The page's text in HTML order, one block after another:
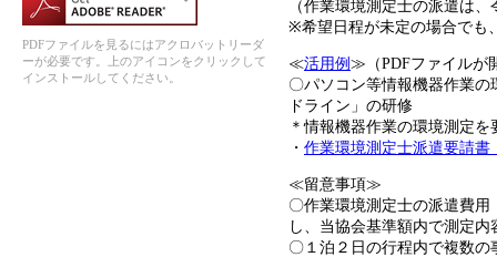
PDFファイルを見るにはアクロバットリーダ
ーが必要です。上のアイコンをクリックして
インストールしてください。
（作業環境測定士の派遣は
※希望日程が未定の場合でも
≪活用例 ≫（PDFファイルが
〇パソコン等情報機器作業
ドライン」の研修
＊情報機器作業の環境測定
・ 作業環境測定士派遣要請書
≪留意事項≫
〇作業環境測定士の派遣費
し、当協会基準額内で測定
〇１泊２日の行程内で複数